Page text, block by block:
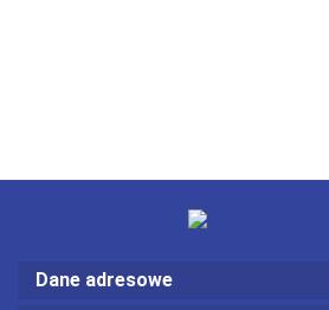
Dane adresowe